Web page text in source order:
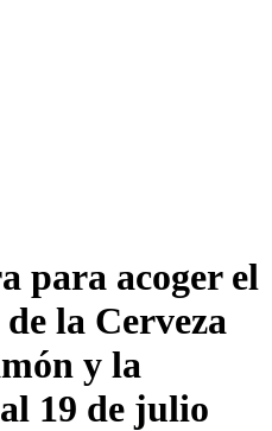
para acoger el
la Cerveza
y la
19 de julio